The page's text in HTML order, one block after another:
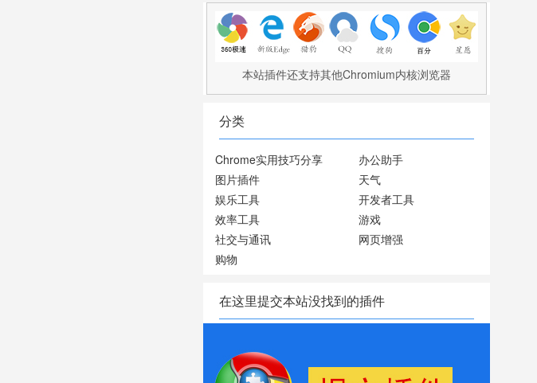
本站插件还支持其他Chromium内核浏览器
分类
Chrome实用技巧分享
办公助手
图片插件
天气
娱乐工具
开发者工具
效率工具
游戏
社交与通讯
网页增强
购物
在这里提交本站没找到的插件